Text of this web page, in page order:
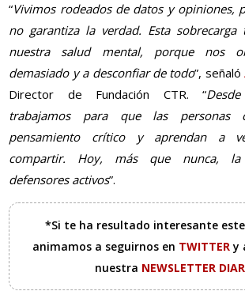
“Vivimos rodeados de datos y opiniones,
no garantiza la verdad. Esta sobrecarga
nuestra salud mental, porque nos
demasiado y a desconfiar de todo”, señaló
Director de Fundación CTR. “
trabajamos para que las personas
pensamiento crítico y aprendan a
compartir. Hoy, más que nunca, la
defensores activos”.
*Si te ha resultado interesante
animamos a seguirnos en TWITTERy
nuestra NEWSLETTER